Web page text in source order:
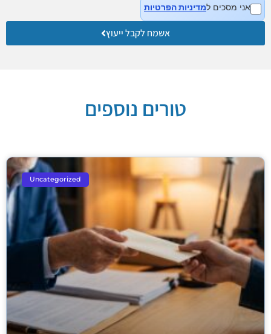
אני מסכים למדיניות הפרטיות
אשמח לקבל ייעוץ
טורים נוספים
Uncategorized